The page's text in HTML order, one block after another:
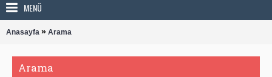
MENÜ
Anasayfa » Arama
Arama